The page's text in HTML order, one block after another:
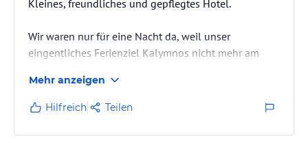
Kleines, freundliches und gepflegtes Hotel.
Wir waren nur für eine Nacht da, weil unser
eingentliches Ferienziel Kalymnos nicht mehr am
ein sehr empfehlenswertes Hotel. Das Hotel eignet
sich sicher auch für längere Aufenthalte. Jedoch
würde uns persönlich der Ort Mastichari zu wenig
bieten. Wer aber Strandferien möchte, fühlt sich
Mehr anzeigen
Hilfreich Teilen